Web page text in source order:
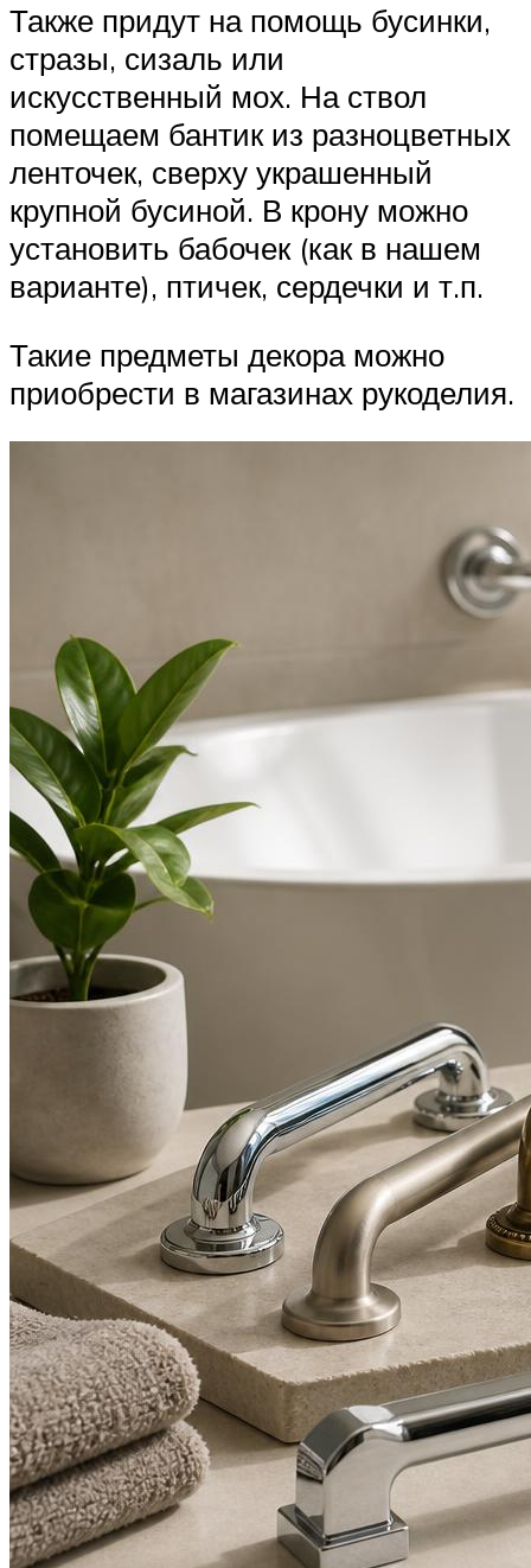
Также придут на помощь бусинки,
стразы, сизаль или
искусственный мох. На ствол
помещаем бантик из разноцветных
ленточек, сверху украшенный
крупной бусиной. В крону можно
установить бабочек (как в нашем
варианте), птичек, сердечки и т.п.
Такие предметы декора можно
приобрести в магазинах рукоделия.